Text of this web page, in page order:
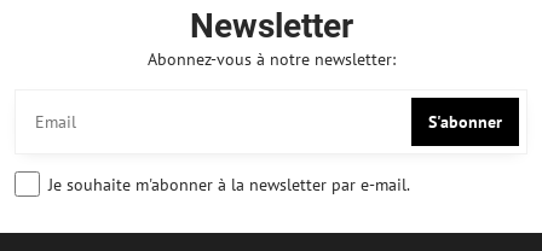
Newsletter
Abonnez-vous à notre newsletter:
S'abonner
Je souhaite m'abonner à la newsletter par e-mail.